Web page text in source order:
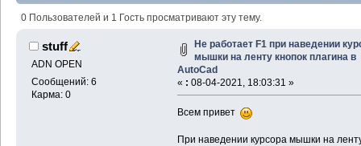
плагина в AutoCad (Прочитано 53184 раз)
0 Пользователей и 1 Гость просматривают эту тему.
stuff
ADN OPEN
Сообщений: 6
Карма: 0
Не работает F1 при наведении
мышки на ленту кнопок плагина в
AutoCad
« : 08-04-2021, 18:03:31 »
Всем привет
При наведении курсора мышки на